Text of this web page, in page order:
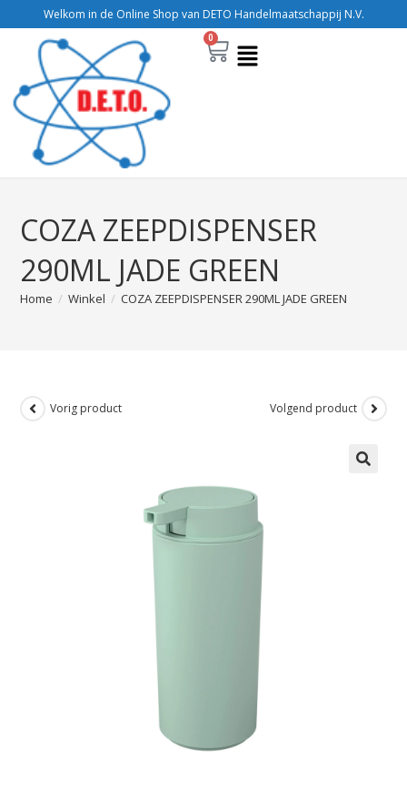
Welkom in de Online Shop van DETO Handelmaatschappij N.V.
0
COZA ZEEPDISPENSER
290ML JADE GREEN
Home / Winkel / COZA ZEEPDISPENSER 290ML JADE GREEN
Vorig product Volgend product